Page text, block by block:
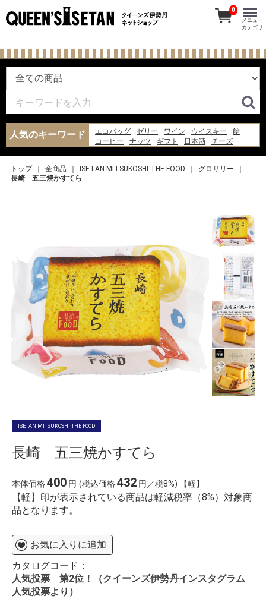
人気のキーワード エコバッグ ゼリー ワイン ウイスキー
飴
コーヒー
ナッツ ギフト 日本酒
チーズ
0
メニュー
カテゴリ
トップ 全商品 ISETAN MITSUKOSHI THE FOOD
グロサリー
長崎 五三焼かすてら
ISETAN MITSUKOSHI THE FOOD
長崎 五三焼かすてら
本体価格400 円 (税込価格432 円／税8%) 【軽】
【軽】印が表示されている商品は軽減税率（8%）対象商
品となります。
お気に入りに追加
カタログコード：
人気投票 第2位！（クイーンズ伊勢丹インスタグラム
人気投票より）